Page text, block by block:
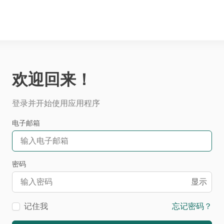
欢迎回来！
登录并开始使用应用程序
电子邮箱
密码
显示
记住我 忘记密码？